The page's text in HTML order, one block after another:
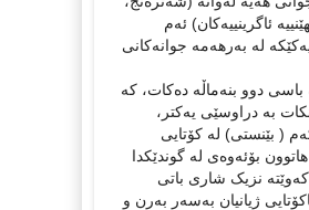
ئاگرینییەکان) ئەم
لە بەرهەمە جوانەکانی
باسی دوو بنەماڵە دەکات، کە
بە دراوسێی یەکتر،
( بێنستی) لە کۆتایی
بۆئەوەی لە گوندێکدا
نزیک شاری باتی
ژیانیان بەسەر بەرن و